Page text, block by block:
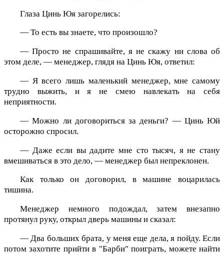
Глаза Цинь Юя загорелись:
— То есть вы знаете, что произошло?
— Просто не спрашивайте, я не скажу ни слова об
этом деле, — менеджер, глядя на Цинь Юя, ответил:
— Я всего лишь маленький менеджер, мне самому
трудно выжить, и я не смею навлекать на себя
неприятности.
— Можно ли договориться за деньги? — Цинь Юй
осторожно спросил.
— Даже если вы дадите мне сто тысяч, я не стану
вмешиваться в это дело, — менеджер был непреклонен.
Как только он договорил, в машине воцарилась
тишина.
Менеджер немного подождал, затем внезапно
протянул руку, открыл дверь машины и сказал:
— Два больших брата, у меня еще дела, я пойду. Если
потом захотите прийти в "Барби" поиграть, можете найти